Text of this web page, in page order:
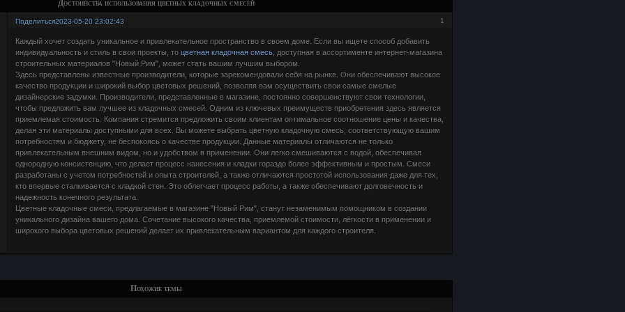
Достоинства использования цветных кладочных смесей
Поделиться 1
2023-05-20 23:02:43
Каждый хочет создать уникальное и привлекательное пространство в своем доме. Если вы ищете способ добавить
индивидуальность и стиль в свои проекты, то цветная кладочная смесь, доступная в ассортименте интернет-магазина
строительных материалов "Новый Рим", может стать вашим лучшим выбором.
Здесь представлены известные производители, которые зарекомендовали себя на рынке. Они обеспечивают высокое
качество продукции и широкий выбор цветовых решений, позволяя вам осуществить свои самые смелые
дизайнерские задумки. Производители, представленные в магазине, постоянно совершенствуют свои технологии,
чтобы предложить вам лучшее из кладочных смесей. Одним из ключевых преимуществ приобретения здесь является
приемлемая стоимость. Компания стремится предложить своим клиентам оптимальное соотношение цены и качества,
делая эти материалы доступными для всех. Вы можете выбрать цветную кладочную смесь, соответствующую вашим
потребностям и бюджету, не беспокоясь о качестве продукции. Данные материалы отличаются не только
привлекательным внешним видом, но и удобством в применении. Они легко смешиваются с водой, обеспечивая
однородную консистенцию, что делает процесс нанесения и кладки гораздо более эффективным и простым. Смеси
разработаны с учетом потребностей и опыта строителей, а также отличаются простотой использования даже для тех,
кто впервые сталкивается с кладкой стен. Это облегчает процесс работы, а также обеспечивают долговечность и
надежность конечного результата.
Цветные кладочные смеси, предлагаемые в магазине "Новый Рим", станут незаменимым помощником в создании
уникального дизайна вашего дома. Сочетание высокого качества, приемлемой стоимости, лёгкости в применении и
широкого выбора цветовых решений делает их привлекательным вариантом для каждого строителя.
Похожие темы